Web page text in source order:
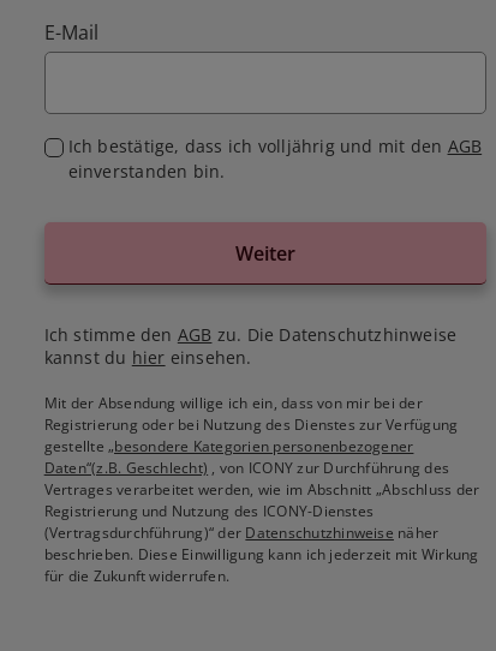
E-Mail
Ich bestätige, dass ich volljährig und mit den AGB
einverstanden bin.
Weiter
Ich stimme den AGB zu. Die Datenschutzhinweise
kannst du hier einsehen.
Mit der Absendung willige ich ein, dass von mir bei der
Registrierung oder bei Nutzung des Dienstes zur Verfügung
gestellte„besondere Kategorien personenbezogener
Daten“(z.B. Geschlecht) , von ICONY zur Durchführung des
Vertrages verarbeitet werden, wie im Abschnitt „Abschluss der
Registrierung und Nutzung des ICONY-Dienstes
(Vertragsdurchführung)“ der Datenschutzhinweise näher
beschrieben. Diese Einwilligung kann ich jederzeit mit Wirkung
für die Zukunft widerrufen.